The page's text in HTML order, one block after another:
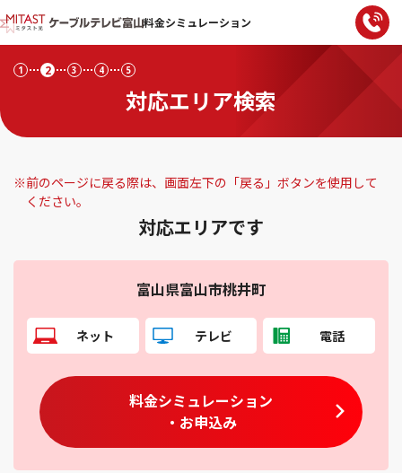
料金シミュレーション
対応エリア検索
1 2 3 4 5
※前のページに戻る際は、画面左下の「戻る」ボタンを使用して
ください。
対応エリアです
富山県富山市桃井町
ネット テレビ 電話
料金シミュレーション
・お申込み